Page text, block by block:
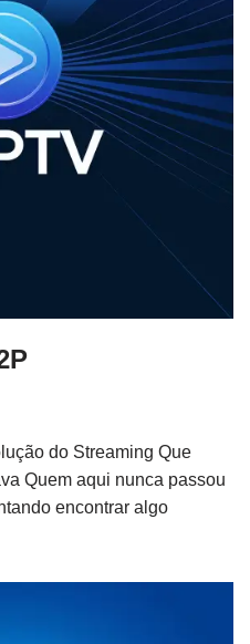
do Streaming Que
Quem aqui nunca passou
encontrar algo